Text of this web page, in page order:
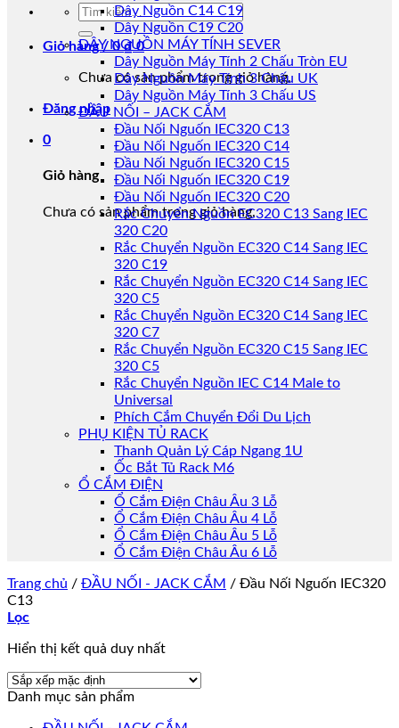
Tìm
kiếm:
Giỏ hàng /0₫ 0
Chưa có sản phẩm trong giỏ hàng.
Đăng nhập
0
Giỏ hàng
Chưa có sản phẩm trong giỏ hàng.
Dây Nguồn C14 C19
Dây Nguồn C19 C20
DÂY NGUỒN MÁY TÍNH SEVER
Dây Nguồn Máy Tính 2 Chấu Tròn EU
Dây Nguồn Máy Tính 3 Chấu UK
Dây Nguồn Máy Tính 3 Chấu US
ĐẦU NỐI – JACK CẮM
Đầu Nối Nguốn IEC320 C13
Đầu Nối Nguốn IEC320 C14
Đầu Nối Nguốn IEC320 C15
Đầu Nối Nguốn IEC320 C19
Đầu Nối Nguốn IEC320 C20
Rắc Chuyển Nguồn EC320 C13 Sang IEC
320 C20
Rắc Chuyển Nguồn EC320 C14 Sang IEC
320 C19
Rắc Chuyển Nguồn EC320 C14 Sang IEC
320 C5
Rắc Chuyển Nguồn EC320 C14 Sang IEC
320 C7
Rắc Chuyển Nguồn EC320 C15 Sang IEC
320 C5
Rắc Chuyển Nguồn IEC C14 Male to
Universal
Phích Cắm Chuyển Đổi Du Lịch
PHỤ KIỆN TỦ RACK
Thanh Quản Lý Cáp Ngang 1U
Ốc Bắt Tủ Rack M6
Ổ CẮM ĐIỆN
Ổ Cắm Điện Châu Âu 3 Lỗ
Ổ Cắm Điện Châu Âu 4 Lỗ
Ổ Cắm Điện Châu Âu 5 Lỗ
Ổ Cắm Điện Châu Âu 6 Lỗ
Trang chủ / ĐẦU NỐI - JACK CẮM / Đầu Nối Nguốn IEC320
C13
Lọc
Hiển thị kết quả duy nhất
Danh mục sản phẩm